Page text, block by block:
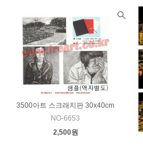
3500아트 스크래치판 30x40cm
NO-6653
2,500원